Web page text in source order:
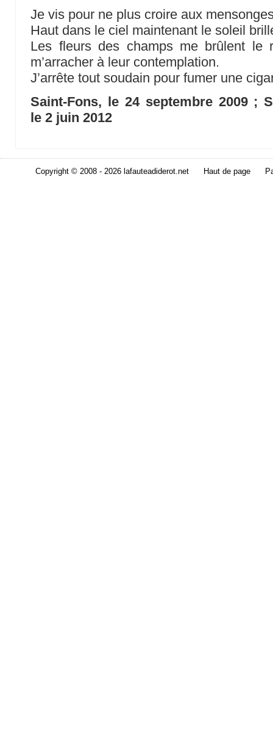
Je vis pour ne plus croire aux
Haut dans le ciel maintenant le soleil
Les fleurs des champs me brûlent le
m’arracher à leur contemplation.
J’arrête tout soudain pour fumer une
Saint-Fons, le 24 septembre 2009 ;
le 2 juin 2012
Copyright © 2008 - 2026 lafauteadiderot.net Haut de page